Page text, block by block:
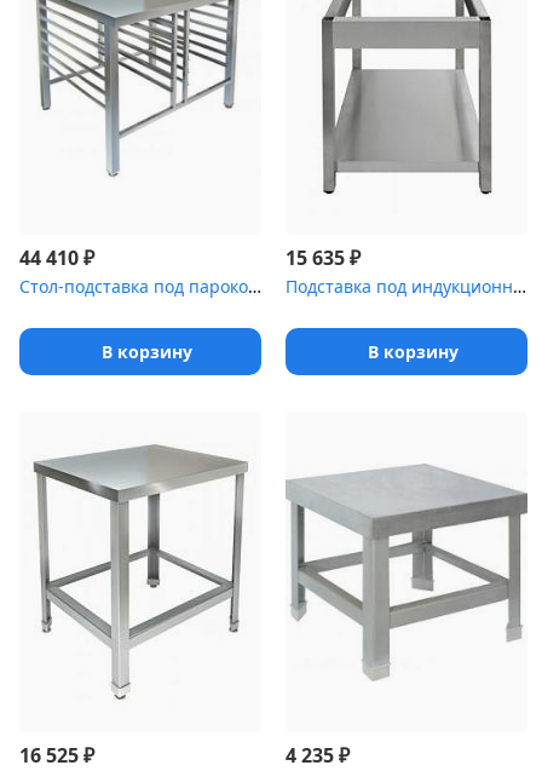
44 410₽
Стол-подставка под пароконвектомат RATIONAL СПС-138/817
В корзину
15 635₽
Подставка под индукционную плиту Luxstahl ПИ [2-94]
В корзину
16 525₽ 4 235₽